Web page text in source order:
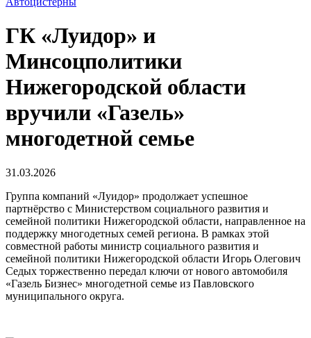
ГК «Луидор» и
Минсоцполитики
Нижегородской области
вручили «Газель»
многодетной семье
31.03.2026
Группа компаний «Луидор» продолжает успешное
партнёрство с Министерством социального развития и
семейной политики Нижегородской области, направленное на
поддержку многодетных семей региона. В рамках этой
совместной работы министр социального развития и
семейной политики Нижегородской области Игорь Олегович
Седых торжественно передал ключи от нового автомобиля
«Газель Бизнес» многодетной семье из Павловского
муниципального округа.